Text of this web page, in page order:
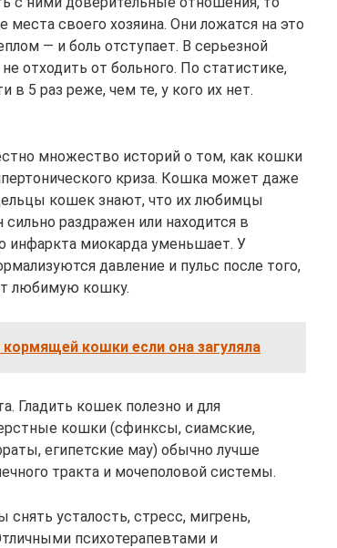
своего хозяина. Они ложатся на это
— и боль отступает. В серьезной
отходить от больного. По статистике,
5 раз реже, чем те, у кого их нет.
множество историй о том, как кошки
криза. Кошка может даже
кошек знают, что их любимцы
сильно раздражен или находится в
инфаркта миокарда уменьшает. У
давление и пульс после того,
любимую кошку.
кошки если она загуляла
Гладить кошек полезно и для
кошки (сфинксы, сиамские,
египетские мау) обычно лучше
тракта и мочеполовой системы.
усталость, стресс, мигрень,
психотерапевтами и